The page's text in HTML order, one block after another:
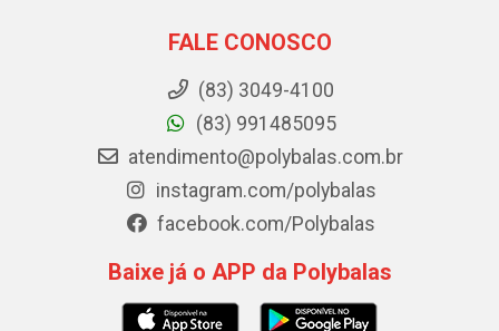
FALE CONOSCO
(83) 3049-4100
(83) 991485095
atendimento@polybalas.com.br
instagram.com/polybalas
facebook.com/Polybalas
Baixe já o APP da Polybalas